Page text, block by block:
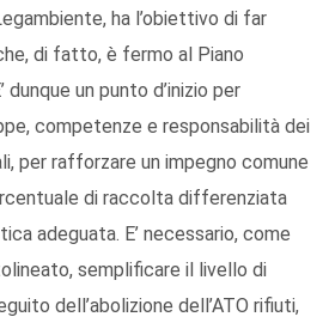
ha l’obiettivo di far
di fatto, è fermo al Piano
dunque un punto d’inizio per
competenze e responsabilità dei
per rafforzare un impegno comune
di raccolta differenziata
adeguata. E’ necessario, come
semplificare il livello di
dell’abolizione dell’ATO rifiuti,